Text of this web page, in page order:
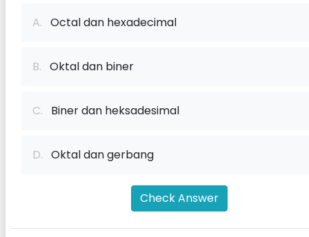
A. Octal dan hexadecimal
B. Oktal dan biner
C. Biner dan heksadesimal
D. Oktal dan gerbang
Check Answer